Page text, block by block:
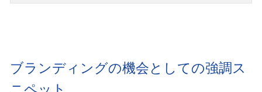
ブランディングの機会としての強調ス